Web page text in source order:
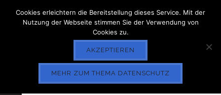
WELLBLECHBUDE
Cookies erleichtern die Bereitstellung dieses Service. Mit der
Nutzung der Webseite stimmen Sie der Verwendung von
Cookies zu.
AKZEPTIEREN
MEHR ZUM THEMA DATENSCHUTZ